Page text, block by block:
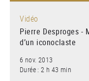
Vidéo
Pierre Desproges -
d’un iconoclaste
6 nov. 2013
Durée : 2 h 43 min